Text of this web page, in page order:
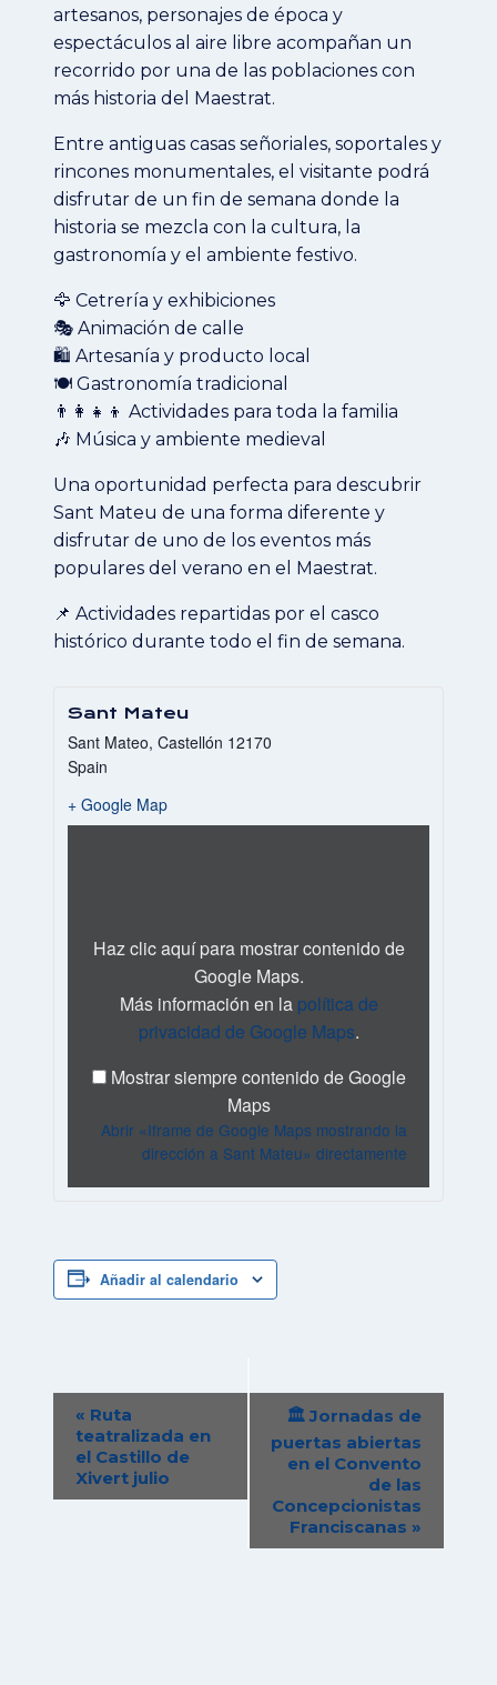
artesanos, personajes de época y
espectáculos al aire libre acompañan un
recorrido por una de las poblaciones con
más historia del Maestrat.
Entre antiguas casas señoriales, soportales y
rincones monumentales, el visitante podrá
disfrutar de un fin de semana donde la
historia se mezcla con la cultura, la
gastronomía y el ambiente festivo.
🦅 Cetrería y exhibiciones
🎭 Animación de calle
🛍️ Artesanía y producto local
🍽️ Gastronomía tradicional
👨‍👩‍👧‍👦 Actividades para toda la familia
🎶 Música y ambiente medieval
Una oportunidad perfecta para descubrir
Sant Mateu de una forma diferente y
disfrutar de uno de los eventos más
populares del verano en el Maestrat.
📌 Actividades repartidas por el casco
histórico durante todo el fin de semana.
Sant Mateu
Sant Mateo, Castellón 12170
Spain
+ Google Map
mostrando
desde
Google
Haz clic aquí para mostrar contenido de
Google Maps.
Más información en la política de
privacidad de Google Maps.
Mostrar siempre contenido de Google
Maps
Abrir «Iframe de Google Maps mostrando la
dirección a Sant Mateu» directamente
Añadir al calendario
Navegación
del
Evento
« Ruta
teatralizada en
el Castillo de
Xivert julio
🏛️ Jornadas de
puertas abiertas
en el Convento
de las
Concepcionistas
Franciscanas »